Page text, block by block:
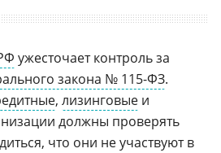
ужесточает контроль за
закона № 115-ФЗ.
, лизинговые и
должны проверять
что они не участвуют в